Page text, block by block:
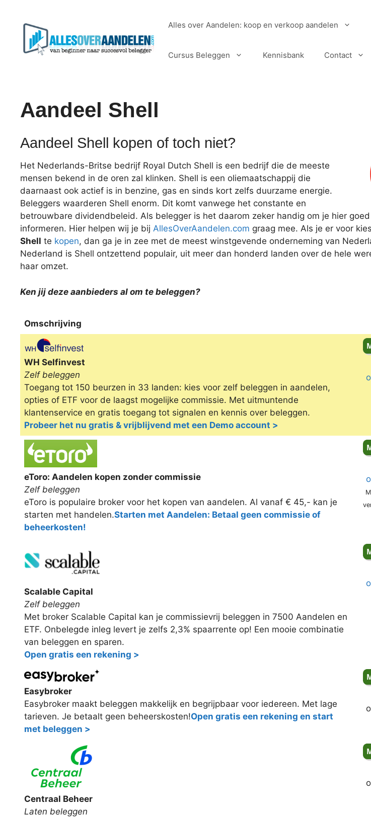
Alles over Aandelen: koop en verkoop aandelen
Cursus Beleggen Kennisbank Contact
Aandeel Shell
Aandeel Shell kopen of toch niet?
Het Nederlands-Britse bedrijf Royal Dutch Shell is een bedrijf die de meeste
mensen bekend in de oren zal klinken. Shell is een oliemaatschappij die
daarnaast ook actief is in benzine, gas en sinds kort zelfs duurzame energie.
Beleggers waarderen Shell enorm. Dit komt vanwege het constante en
betrouwbare dividendbeleid. Als belegger is het daarom zeker handig om je hier
informeren. Hier helpen wij je bij AllesOverAandelen.com graag mee. Als je er voor
Shell te kopen, dan ga je in zee met de meest winstgevende onderneming van
Nederland is Shell ontzettend populair, uit meer dan honderd landen over de hele
haar omzet.
Ken jij deze aanbieders al om te beleggen?
Omschrijving
Omschrijving
WH Selfinvest
Zelf beleggen
Toegang tot 150 beurzen in 33 landen: kies voor zelf beleggen in aandelen,
opties of ETF voor de laagst mogelijke commissie. Met uitmuntende
klantenservice en gratis toegang tot signalen en kennis over beleggen.
Probeer het nu gratis & vrijblijvend met een Demo account >
eToro: Aandelen kopen zonder commissie
Zelf beleggen
eToro is populaire broker voor het kopen van aandelen. Al vanaf € 45,- kan je
starten met handelen.Starten met Aandelen: Betaal geen commissie of
beheerkosten!
Scalable Capital
Zelf beleggen
Met broker Scalable Capital kan je commissievrij beleggen in 7500 Aandelen en
ETF. Onbelegde inleg levert je zelfs 2,3% spaarrente op! Een mooie combinatie
van beleggen en sparen.
Open gratis een rekening >
Easybroker
Easybroker maakt beleggen makkelijk en begrijpbaar voor iedereen. Met lage
tarieven. Je betaalt geen beheerskosten!Open gratis een rekening en start
met beleggen >
Centraal Beheer
Laten beleggen